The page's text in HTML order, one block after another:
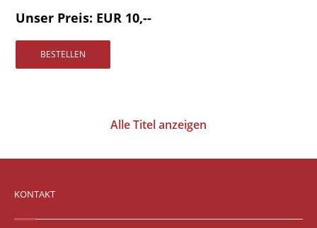
Warenkorb
Versandkosten
Unser Preis: EUR 10,--
Alle Titel anzeigen
KONTAKT